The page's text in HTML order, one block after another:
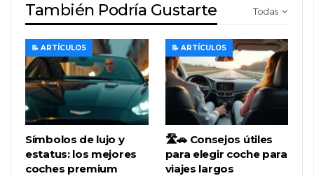
Todas
También Podría Gustarte
📝 ARTÍCULOS
Símbolos de lujo y
estatus: los mejores
coches premium
📝 ARTÍCULOS
🛣️🚗 Consejos útiles
para elegir coche para
viajes largos